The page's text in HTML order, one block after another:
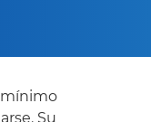
mínimo
Su